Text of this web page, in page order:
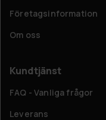
Företagsinformation
Om oss
Kundtjänst
FAQ - Vanliga frågor
Leverans